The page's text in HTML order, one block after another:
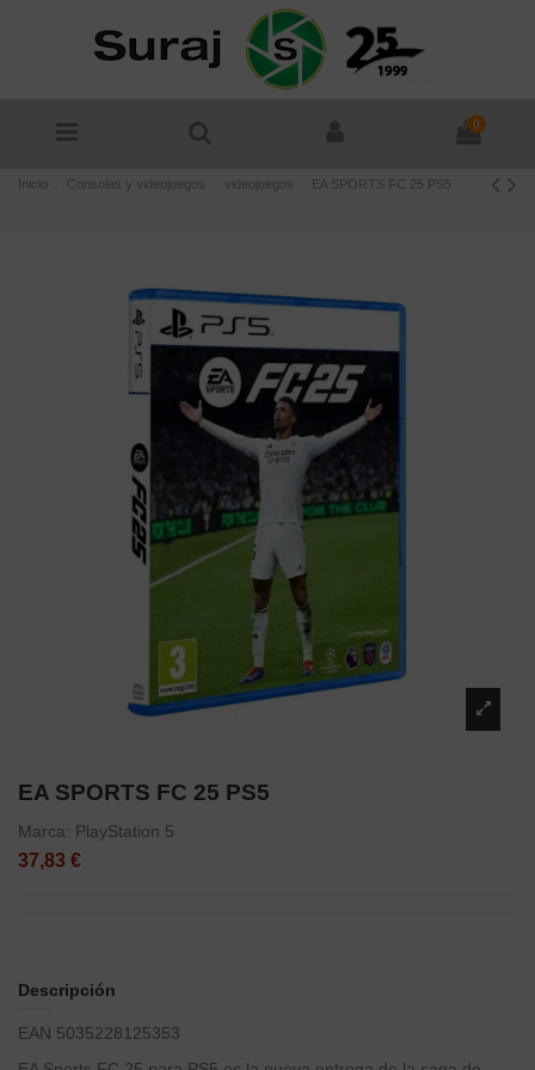
0
Inicio Consolas y videojuegos videojuegos EA SPORTS FC 25 PS5
EA SPORTS FC 25 PS5
Marca: PlayStation 5
37,83 €
Descripción
EAN 5035228125353